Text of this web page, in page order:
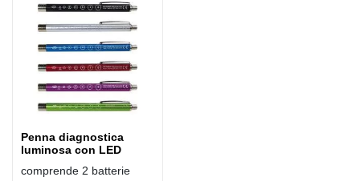
Penna diagnostica
luminosa con LED
comprende 2 batterie